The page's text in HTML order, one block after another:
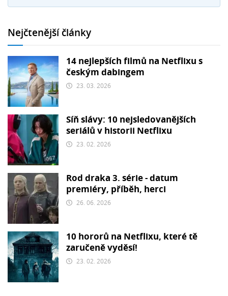
Nejčtenější články
14 nejlepších filmů na Netflixu s
českým dabingem
23. 03. 2026
Síň slávy: 10 nejsledovanějších
seriálů v historii Netflixu
23. 02. 2026
Rod draka 3. série - datum
premiéry, příběh, herci
26. 06. 2026
10 hororů na Netflixu, které tě
zaručeně vyděsí!
23. 02. 2026